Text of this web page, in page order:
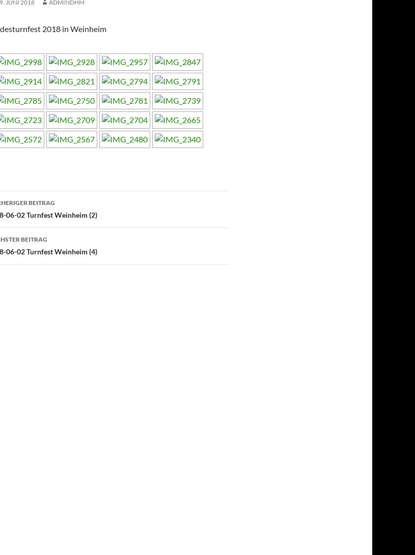
JUNI 2018 ADMINDHM
2018 in Weinheim
BEITRAG
06-02 Turnfest Weinheim (2)
BEITRAG
06-02 Turnfest Weinheim (4)